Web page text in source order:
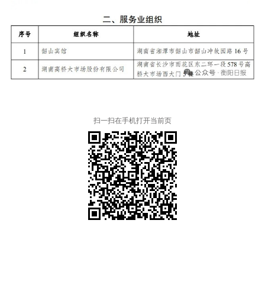
扫一扫在手机打开当前页